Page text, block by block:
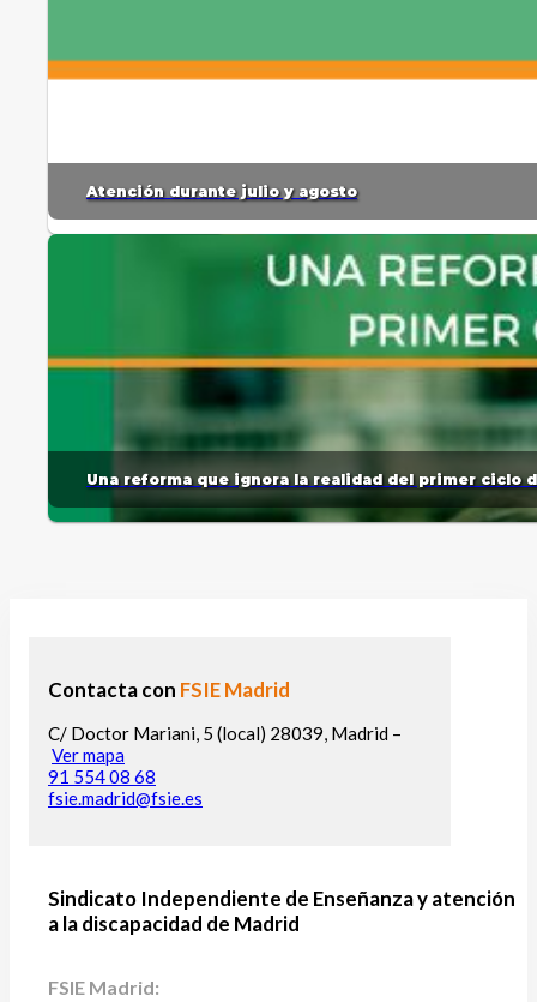
Atención durante julio y agosto
Una reforma que ignora la realidad del primer ciclo
Contacta con FSIE Madrid
C/ Doctor Mariani, 5 (local) 28039, Madrid –
Ver mapa
91 554 08 68
fsie.madrid@fsie.es
Sindicato Independiente de Enseñanza y atención
a la discapacidad de Madrid
FSIE Madrid: